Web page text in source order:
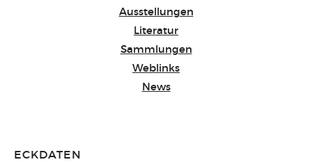
Ausstellungen
Literatur
Sammlungen
Weblinks
News
ECKDATEN